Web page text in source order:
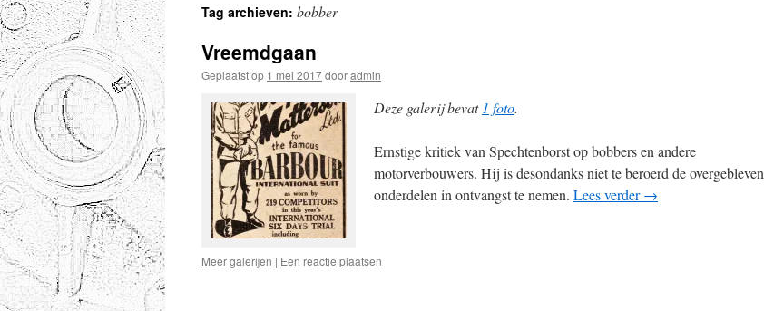
Tag archieven: bobber
Vreemdgaan
Geplaatst op 1 mei 2017dooradmin
Deze galerij bevat 1 foto.
Ernstige kritiek van Spechtenborst op bobbers en andere
motorverbouwers. Hij is desondanks niet te beroerd de overgebleven
onderdelen in ontvangst te nemen. Lees verder→
Meer galerijen | Een reactie plaatsen